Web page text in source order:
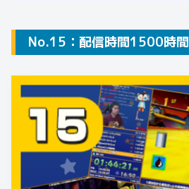
No.15：配信時間1500時間